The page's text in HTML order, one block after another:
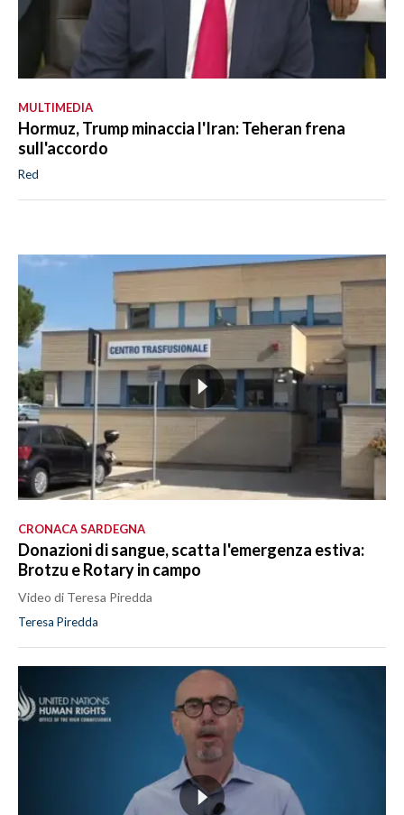
MULTIMEDIA
Hormuz, Trump minaccia l'Iran: Teheran frena
sull'accordo
Red
CRONACA SARDEGNA
Donazioni di sangue, scatta l'emergenza estiva:
Brotzu e Rotary in campo
Video di Teresa Piredda
Teresa Piredda